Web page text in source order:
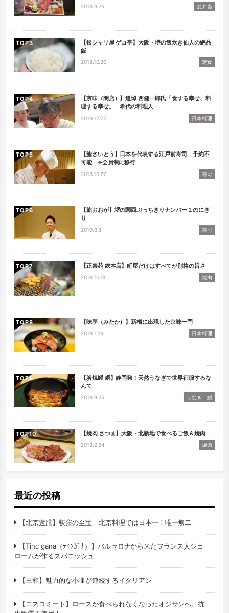
2018.9.26 お弁当
TOP
【銀シャリ屋 ゲコ亭】大阪・堺の飯炊き仙人の絶品
飯
2018.10.30 定食
TOP
【京味（閉店）】追悼 西健一郎氏「食する幸せ、料
理する幸せ」 希代の料理人
2019.12.22 日本料理
TOP
【鮨さいとう】日本を代表する江戸前寿司 予約不
可能 ※会員制に移行
2018.10.27 寿司
TOP
【鮨おおが】堺の関西ぶっちぎりナンバー１のにぎ
り
2019.8.8 寿司
TOP 【正泰苑 総本店】町屋だけはすべてが別格の旨さ
2018.10.18 焼肉
TOP 【味享（みたか）】新橋に出現した京味一門
2019.1.29 日本料理
TOP
【炭焼鰻 瞬】静岡発！天然うなぎで世界征服するな
んて
2018.9.25 うなぎ 鰻
TOP 【焼肉 さつま】大阪・北新地で食べるご飯＆焼肉
2018.9.24 焼肉
最近の投稿
【北京遊膳】荻窪の至宝 北京料理では日本一！唯一無二
【Tinc gana（ﾃｨﾝｶﾞﾅ）】バルセロナから来たフランス人ジェ
ロームが作るスパニッシュ
【三和】魅力的な小皿が連続するイタリアン
【エスコミート】ロースが食べられなくなったオジサンへ。抗